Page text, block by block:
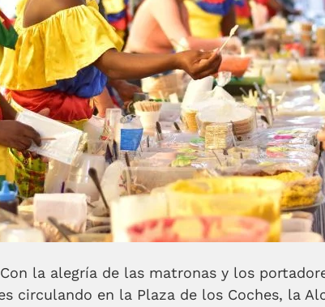
la alegría de las matronas y los
circulando en la Plaza de los Coches, la